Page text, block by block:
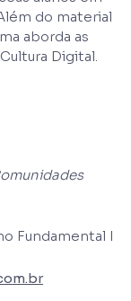
do material
aborda as
Digital.
Fundamental I